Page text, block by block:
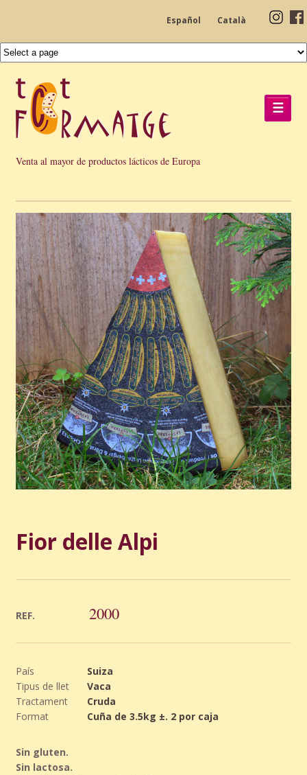
Español Català
Venta al mayor de productos lácticos de Europa
☰
Fior delle Alpi
REF. 2000
País
Suiza
Tipus de llet
Vaca
Tractament
Cruda
Format
Cuña de 3.5kg ±. 2 por caja
Sin gluten.
Sin lactosa.